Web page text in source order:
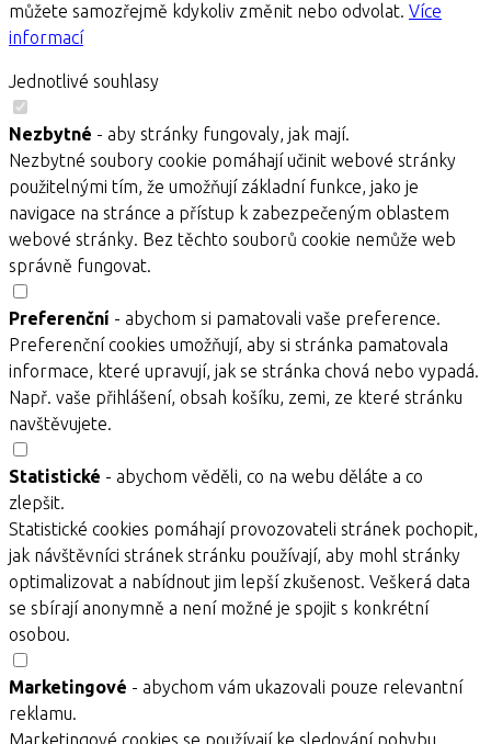
můžete samozřejmě kdykoliv změnit nebo odvolat. Více
informací
Jednotlivé souhlasy
Nezbytné - aby stránky fungovaly, jak mají.
Nezbytné soubory cookie pomáhají učinit webové stránky
použitelnými tím, že umožňují základní funkce, jako je
navigace na stránce a přístup k zabezpečeným oblastem
webové stránky. Bez těchto souborů cookie nemůže web
správně fungovat.
Preferenční - abychom si pamatovali vaše preference.
Preferenční cookies umožňují, aby si stránka pamatovala
informace, které upravují, jak se stránka chová nebo vypadá.
Např. vaše přihlášení, obsah košíku, zemi, ze které stránku
navštěvujete.
Statistické - abychom věděli, co na webu děláte a co
zlepšit.
Statistické cookies pomáhají provozovateli stránek pochopit,
jak návštěvníci stránek stránku používají, aby mohl stránky
optimalizovat a nabídnout jim lepší zkušenost. Veškerá data
se sbírají anonymně a není možné je spojit s konkrétní
osobou.
Marketingové - abychom vám ukazovali pouze relevantní
reklamu.